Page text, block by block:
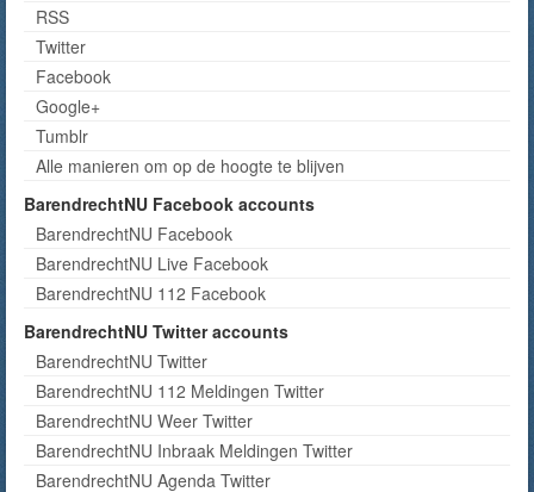
RSS
Twitter
Facebook
Google+
Tumblr
Alle manieren om op de hoogte te blijven
BarendrechtNU Facebook accounts
BarendrechtNU Facebook
BarendrechtNU Live Facebook
BarendrechtNU 112 Facebook
BarendrechtNU Twitter accounts
BarendrechtNU Twitter
BarendrechtNU 112 Meldingen Twitter
BarendrechtNU Weer Twitter
BarendrechtNU Inbraak Meldingen Twitter
BarendrechtNU Agenda Twitter